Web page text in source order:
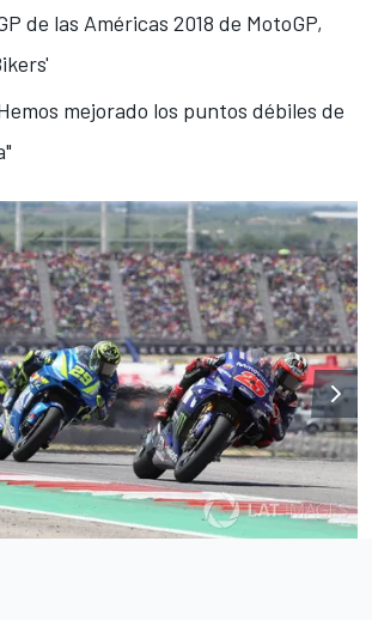
de las Américas 2018 de MotoGP,
mejorado los puntos débiles de